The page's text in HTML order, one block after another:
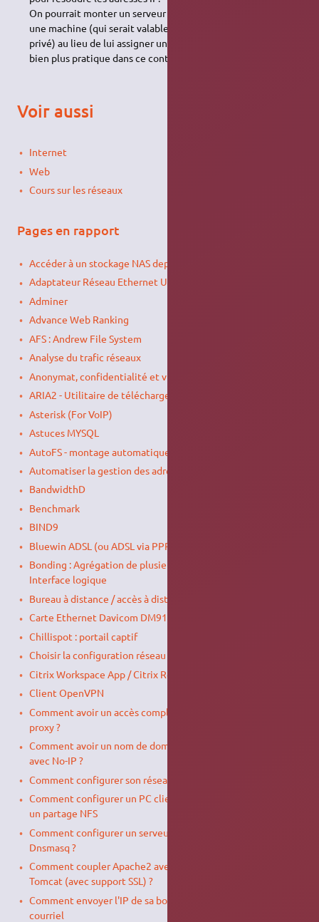
On pourrait monter un serveur
une machine (qui serait valable seulement sur un réseau
privé) au lieu de lui assigner une adresse IP, mais
bien plus pratique dans ce contexte.
Voir aussi
Internet
Web
Cours sur les réseaux
Pages en rapport
Accéder à un stockage NAS depuis toutes les applications
Adaptateur Réseau Ethernet USB 3.0 : Realtek RTL8153
Adminer
Advance Web Ranking
AFS : Andrew File System
Analyse du trafic réseaux
Anonymat, confidentialité et vie privée
ARIA2 - Utilitaire de téléchargement à haute vitesse
Asterisk (For VoIP)
Astuces MYSQL
AutoFS - montage automatique de systèmes de fichier
Automatiser la gestion des adresses IP dynamiques
BandwidthD
Benchmark
BIND9
Bluewin ADSL (ou ADSL via PPPoE)
Bonding : Agrégation de plusieurs Interfaces réseaux en une
Interface logique
Bureau à distance / accès à distance
Carte Ethernet Davicom DM9102
Chillispot : portail captif
Choisir la configuration réseau au démarrage
Citrix Workspace App / Citrix Receiver
Client OpenVPN
Comment avoir un accès complet à Internet derrière un
proxy ?
Comment avoir un nom de domaine sur une IP dynamique
avec No-IP ?
Comment configurer son réseau local ?
Comment configurer un PC client Windows pour accéder à
un partage NFS
Comment configurer un serveur léger dns et dhcp alias
Dnsmasq ?
Comment coupler Apache2 avec un serveur d'application
Tomcat (avec support SSL) ?
Comment envoyer l'IP de sa box automatiquement par
courriel